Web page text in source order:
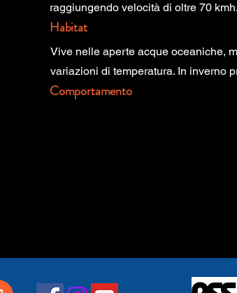
raggiungendo velocità di oltre 70 kmh.
Habitat
Vive nelle aperte acque oceaniche,
variazioni di temperatura. In inverno
Comportamento